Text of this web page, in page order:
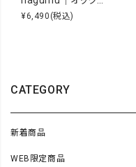
¥6,490 (税込)
CATEGORY
新着商品
WEB限定商品